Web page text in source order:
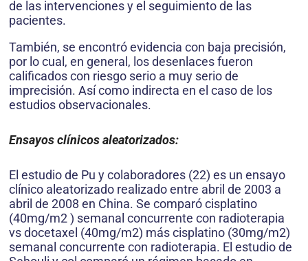
de las intervenciones y el seguimiento de las
pacientes.
También, se encontró evidencia con baja precisión,
por lo cual, en general, los desenlaces fueron
calificados con riesgo serio a muy serio de
imprecisión. Así como indirecta en el caso de los
estudios observacionales.
Ensayos clínicos aleatorizados:
El estudio de Pu y colaboradores (22) es un ensayo
clínico aleatorizado realizado entre abril de 2003 a
abril de 2008 en China. Se comparó cisplatino
(40mg/m2 ) semanal concurrente con radioterapia
vs docetaxel (40mg/m2) más cisplatino (30mg/m2)
semanal concurrente con radioterapia. El estudio de